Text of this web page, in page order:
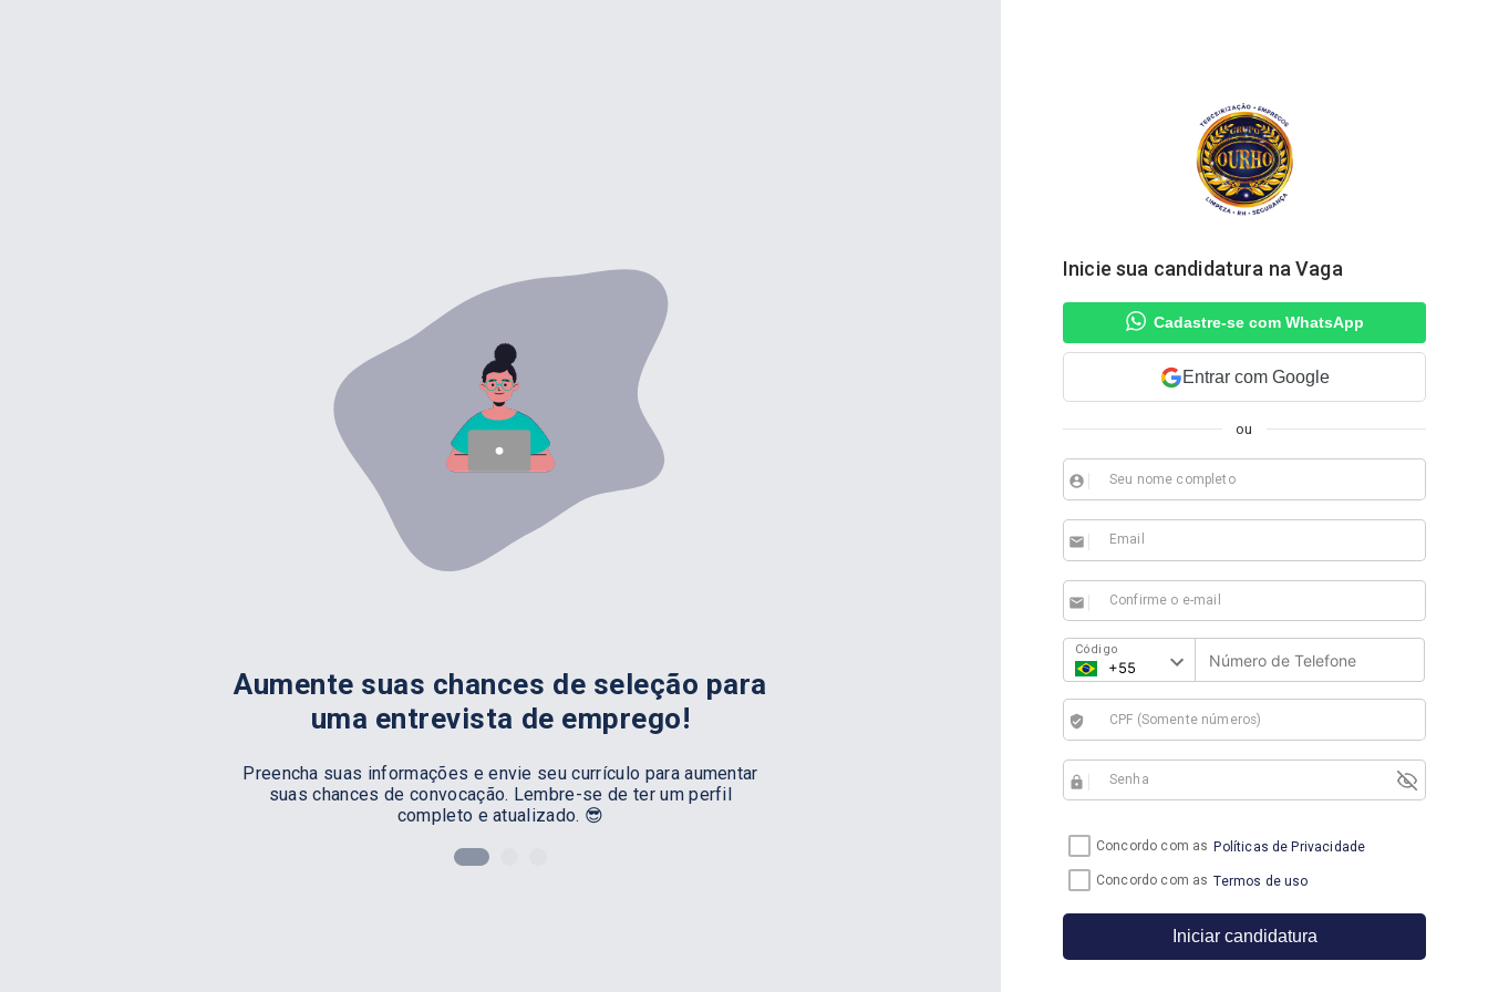
Aumente suas chances de seleção para
uma entrevista de emprego!
Preencha suas informações e envie seu currículo para aumentar
suas chances de convocação. Lembre-se de ter um perfil
completo e atualizado. 😎
Inicie sua candidatura na Vaga
Cadastre-se com WhatsApp
Entrar com Google
ou
Seu nome completo
account_circle
Email
email
Confirme o e-mail
email
Código
CPF (Somente números)
verified_user
Senha
https
Concordo com as Políticas de Privacidade
Concordo com as Termos de uso
Iniciar candidatura